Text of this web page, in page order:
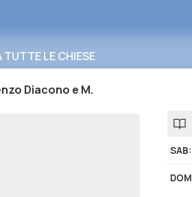
LE CHIESE
Diacono e M.
SAB:
DOM